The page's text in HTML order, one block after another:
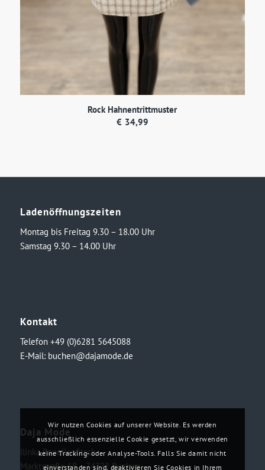
Rock Hahnentrittmuster
€ 34,99
Ladenöffnungszeiten
Montag bis Freitag 9.30 – 18.00 Uhr
Samstag 9.30 – 14.00 Uhr
Kontakt
Telefon +49 (0)6281 5645088
E-Mail: buchen@dajamode.de
Daja Mode
Ilinka Ronellenfitsch
Marktstraße 18・74722 Buchen
Wir nutzen Cookies auf unserer Website. Es werden
ausschließlich essenzielle Cookie gesetzt, wir verwenden
keine Tracking- oder Analyse-Tools. Falls Sie damit nicht
einverstanden sind, deaktivieren Sie Cookies in Ihrem